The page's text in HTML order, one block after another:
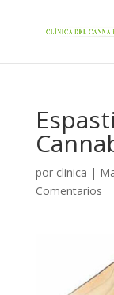
por clinica |
Comentarios